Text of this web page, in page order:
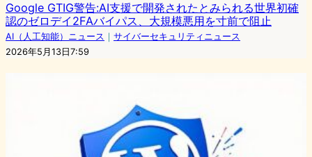
Google GTIG警告:AI支援で開発されたとみられる世界初確
認のゼロデイ2FAバイパス、大規模悪用を寸前で阻止
AI（人工知能）ニュース ｜ サイバーセキュリティニュース
2026年5月13日7:59